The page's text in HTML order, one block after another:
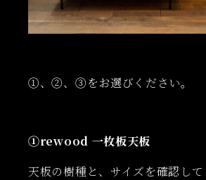
①、②、③をお選びください。
①rewood 一枚板天板
天板の樹種と、サイズを確認して